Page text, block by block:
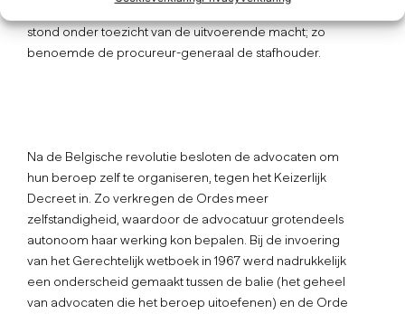
stond onder toezicht van de uitvoerende macht; zo
benoemde de procureur-generaal de stafhouder.
Na de Belgische revolutie besloten de advocaten om
hun beroep zelf te organiseren, tegen het Keizerlijk
Decreet in. Zo verkregen de Ordes meer
zelfstandigheid, waardoor de advocatuur grotendeels
autonoom haar werking kon bepalen. Bij de invoering
van het Gerechtelijk wetboek in 1967 werd nadrukkelijk
een onderscheid gemaakt tussen de balie (het geheel
van advocaten die het beroep uitoefenen) en de Orde